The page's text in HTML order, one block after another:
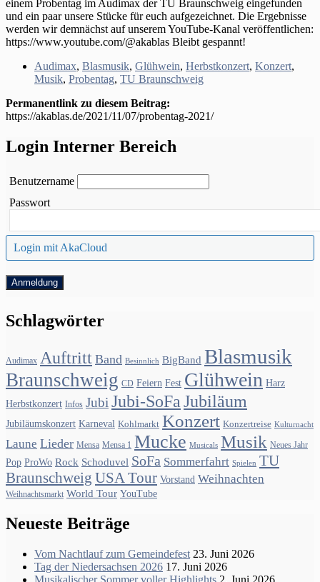
einem Probentag im Audimax der TU Braunschweig eingefunden
und ein paar unsere Stücke für euch aufgezeichnet. Die Ergebnisse
werden wir demnächst auf unserem YouTube-Kanal veröffentlichen:
https://www.youtube.com/@akablas Bleibt gespannt!
Audimax, Blasmusik, Glühwein, Herbstkonzert, Konzert,
Musik, Probentag, TU Braunschweig
Permanentlink zu diesem Beitrag:
https://akablas.de/2021/11/07/probentag-2021/
Login Interner Bereich
Benutzername
Passwort
Login mit AkaCloud
Schlagwörter
Audimax Auftritt Band Besinnlich BigBand Blasmusik
Braunschweig CD Feiern Fest Glühwein Harz
Herbstkonzert Infos Jubi Jubi-SoFa Jubiläum
Jubiläumskonzert Karneval Kohlmarkt Konzert Konzertreise Kulturnacht
Laune Lieder Mensa Mensa 1 Mucke Musicals Musik Neues Jahr
Pop ProWo Rock Schoduvel SoFa Sommerfahrt Spielen TU
Braunschweig USA Tour Vorstand Weihnachten
Weihnachtsmarkt World Tour YouTube
Neueste Beiträge
Vom Nachtlauf zum Gemeindefest 23. Juni 2026
Tag der Niedersachsen 2026 17. Juni 2026
Musikalischer Sommer voller Highlights 2. Juni 2026